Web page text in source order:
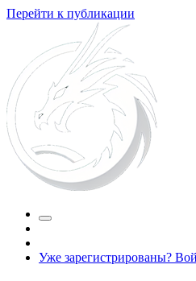
Перейти к публикации
Уже зарегистрированы?